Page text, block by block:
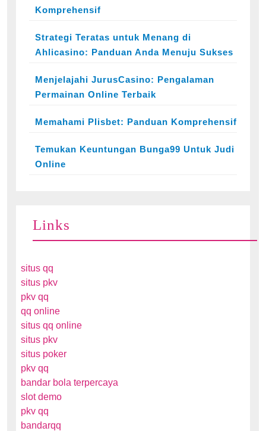
Komprehensif
Strategi Teratas untuk Menang di
Ahlicasino: Panduan Anda Menuju Sukses
Menjelajahi JurusCasino: Pengalaman
Permainan Online Terbaik
Memahami Plisbet: Panduan Komprehensif
Temukan Keuntungan Bunga99 Untuk Judi
Online
Links
situs qq
situs pkv
pkv qq
qq online
situs qq online
situs pkv
situs poker
pkv qq
bandar bola terpercaya
slot demo
pkv qq
bandarqq